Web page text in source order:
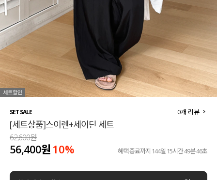
세트할인 ~30%
하객룩
살안타템
110사이즈
티셔츠
팬츠
셔츠
블라우스
원피스
팬츠
스커트
ACC
SET SALE
[세트상품]스이렌+세이딘 세트
0개 리뷰
62,600원
56,400원 10% 혜택 종료까지 144일 15시간 49분 45초